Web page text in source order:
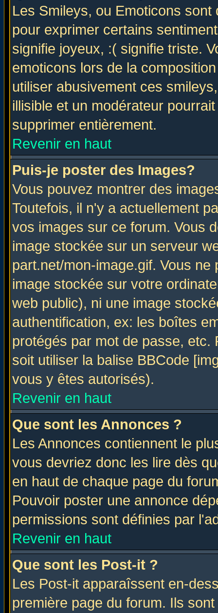
Les Smileys, ou Emoticons
pour exprimer certains
signifie joyeux, :( signifie triste.
emoticons lors de la
utiliser abusivement ces
illisible et un modérateur
supprimer entièrement.
Revenir en haut
Puis-je poster des Images?
Vous pouvez montrer des
Toutefois, il n'y a actuellement
vos images sur ce forum. Vous
image stockée sur un serveur
part.net/mon-image.gif. Vous
image stockée sur votre
web public), ni une image
authentification, ex: les boîtes
protégés par mot de passe,
soit utiliser la balise BBCode
vous y êtes autorisés).
Revenir en haut
Que sont les Annonces ?
Les Annonces contiennent le
vous devriez donc les lire dès
en haut de chaque page du
Pouvoir poster une annonce
permissions sont définies par
Revenir en haut
Que sont les Post-it ?
Les Post-it apparaîssent en-
première page du forum. Ils